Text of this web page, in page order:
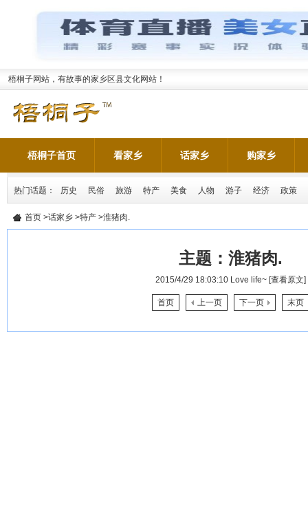
梧桐子网站，有故事的家乡区县文化网站！
梧桐子首页 看家乡 话家乡 购家乡
热门话题： 历史 民俗 旅游 特产 美食 人物 游子 经济 政策
首页 >话家乡 >特产 >淮猪肉.
主题： 淮猪肉.
2015/4/29 18:03:10 Love life~ [查看原文]
首页 上一页 下一页 末页